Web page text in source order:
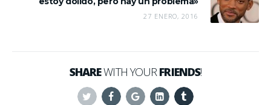
27 ENERO, 2016
SHAREWITH YOURFRIENDS!